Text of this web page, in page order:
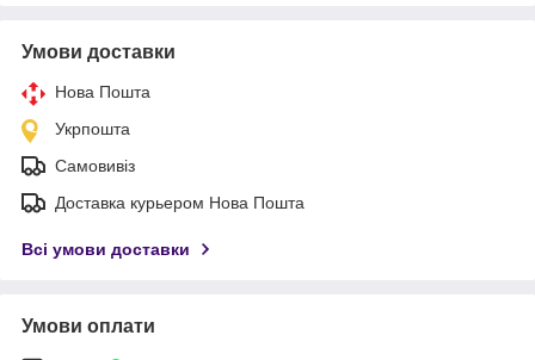
Умови доставки
Нова Пошта
Укрпошта
Самовивіз
Доставка курьером Нова Пошта
Всі умови доставки
Умови оплати